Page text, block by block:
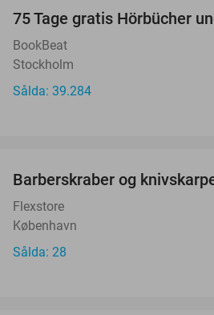
75 Tage gratis Hörbücher
BookBeat
Stockholm
Sålda: 39.284
Barberskraber og
Flexstore
København
Sålda: 28